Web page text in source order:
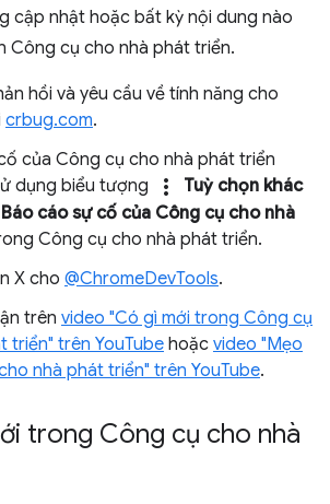
cập nhật hoặc bất kỳ nội dung nào
Công cụ cho nhà phát triển.
hồi và yêu cầu về tính năng cho
crbug.com.
của Công cụ cho nhà phát triển
dụng biểu tượng
more_vert
Tuỳ chọn khác
Báo cáo sự cố của Công cụ cho nhà
Công cụ cho nhà phát triển.
X cho @ChromeDevTools.
trên video "Có gì mới trong Công cụ
triển" trên YouTubehoặc video "Mẹo
nhà phát triển" trên YouTube.
trong Công cụ cho nhà